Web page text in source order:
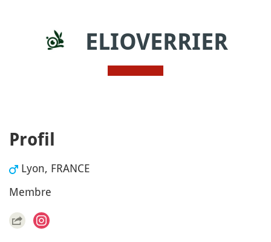
ELIOVERRIER
Profil
Lyon, FRANCE
Membre